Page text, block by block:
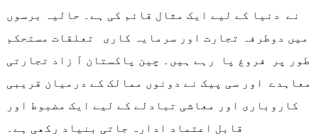
نے دنیا کے لیے ایک مثال قائم کی ہے۔ حالیہ برسوں
میں دوطرفہ تجارت اور سرمایہ کاری تعلقات مستحکم
طور پر فروغ پا رہے ہیں۔ چین پاکستان آ زاد تجارتی
معاہدے اور سی پیک نے دونوں ممالک کے درمیان قریبی
کاروباری اور معاشی تبادلے کے لیے ایک مضبوط اور
قابل اعتماد ادارہ جاتی بنیاد رکھی ہے۔